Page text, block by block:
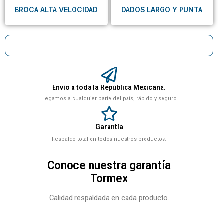
Envío a toda la República Mexicana.
Llegamos a cualquier parte del país, rápido y seguro.
Garantía
Respaldo total en todos nuestros productos.
Conoce nuestra garantía
Tormex
Calidad respaldada en cada producto.
BROCA ALTA VELOCIDAD DADOS LARGO Y PUNTA